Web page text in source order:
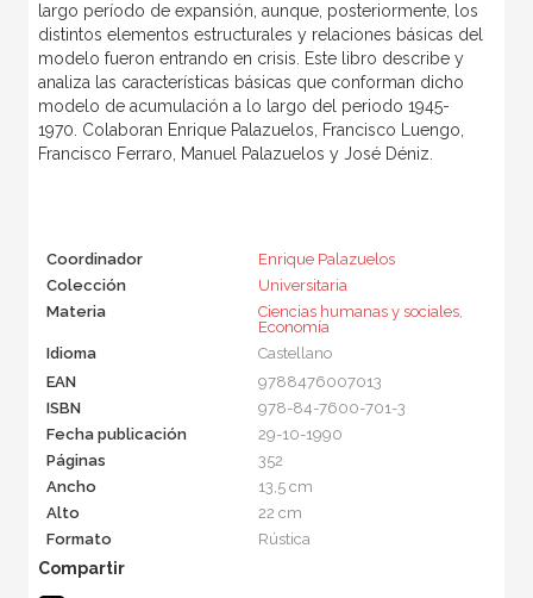
largo período de expansión, aunque, posteriormente, los
distintos elementos estructurales y relaciones básicas del
modelo fueron entrando en crisis. Este libro describe y
analiza las características básicas que conforman dicho
modelo de acumulación a lo largo del periodo 1945-
1970. Colaboran Enrique Palazuelos, Francisco Luengo,
Francisco Ferraro, Manuel Palazuelos y José Déniz.
Coordinador
Enrique Palazuelos
Colección
Universitaria
Materia
Ciencias humanas y sociales,
Economía
Idioma
Castellano
EAN
9788476007013
ISBN
978-84-7600-701-3
Fecha publicación
29-10-1990
Páginas
352
Ancho
13,5 cm
Alto
22 cm
Formato
Rústica